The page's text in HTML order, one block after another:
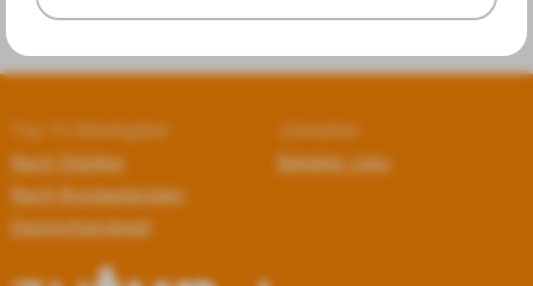
Top 10 Arbeitgeber
Nach Städten
Nach Bundesländern
Deutschlandweit
Jobseiten
Beliebte Jobs